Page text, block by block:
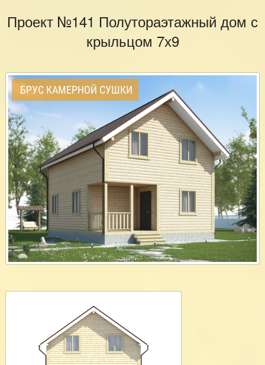
Проект №141 Полутораэтажный дом с
крыльцом 7х9
БРУС КАМЕРНОЙ СУШКИ